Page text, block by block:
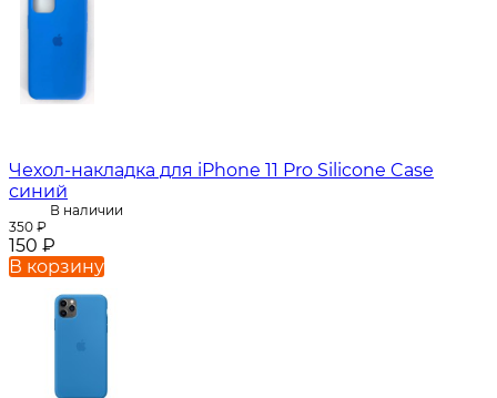
Чехол-накладка для iPhone 11 Pro Silicone Case
синий
В наличии
350 ₽
150 ₽
В корзину